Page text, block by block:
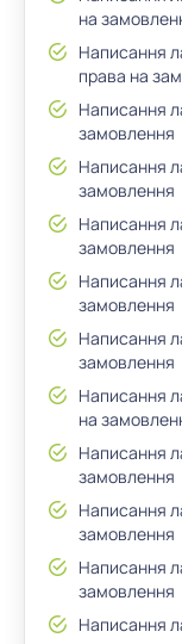
на
Написання
права на
Написання
замовлення
Написання
замовлення
Написання
замовлення
Написання
замовлення
Написання
замовлення
Написання
на
Написання
замовлення
Написання
замовлення
Написання
замовлення
Написання